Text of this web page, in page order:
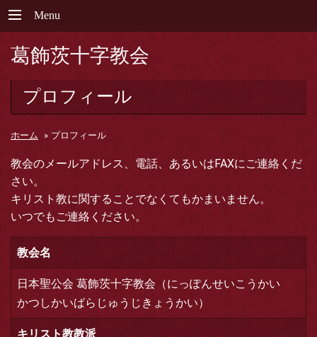
Menu
葛飾茨十字教会
プロフィール
ホーム » プロフィール
教会のメールアドレス、電話、あるいはFAXにご連絡くだ
さい。
キリスト教に関することでなくてもかまいません。
いつでもご連絡ください。
教会名
日本聖公会 葛飾茨十字教会（にっぽんせいこうかい
かつしかいばらじゅうじきょうかい）
キリスト教教派